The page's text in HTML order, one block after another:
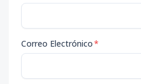
Correo Electrónico*